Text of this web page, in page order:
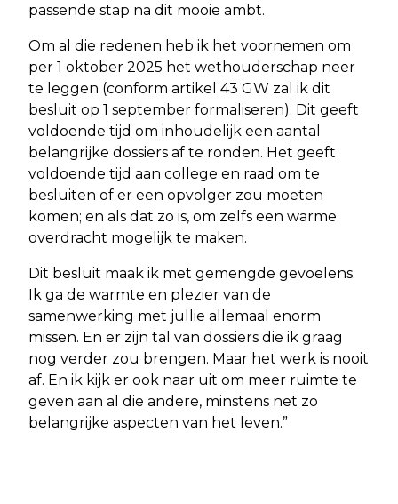
passende stap na dit mooie ambt.
Om al die redenen heb ik het voornemen om
per 1 oktober 2025 het wethouderschap neer
te leggen (conform artikel 43 GW zal ik dit
besluit op 1 september formaliseren). Dit geeft
voldoende tijd om inhoudelijk een aantal
belangrijke dossiers af te ronden. Het geeft
voldoende tijd aan college en raad om te
besluiten of er een opvolger zou moeten
komen; en als dat zo is, om zelfs een warme
overdracht mogelijk te maken.
Dit besluit maak ik met gemengde gevoelens.
Ik ga de warmte en plezier van de
samenwerking met jullie allemaal enorm
missen. En er zijn tal van dossiers die ik graag
nog verder zou brengen. Maar het werk is nooit
af. En ik kijk er ook naar uit om meer ruimte te
geven aan al die andere, minstens net zo
belangrijke aspecten van het leven.”